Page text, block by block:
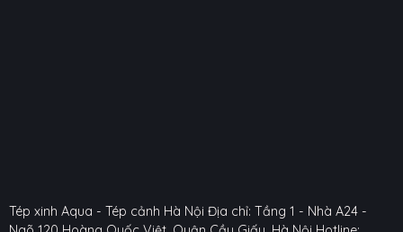
Tép xinh Aqua - Tép cảnh Hà Nội Địa chỉ: Tầng 1 - Nhà A24 -